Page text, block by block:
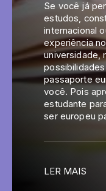
Se você já
estudos,
internacional
experiência
universidade,
passaporte
você. Pois
estudante
ser europeu
LER MAIS